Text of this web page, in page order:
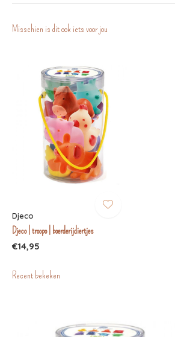
Misschien is dit ook iets voor jou
Djeco
Djeco | troopo | boerderijdiertjes
€14,95
Recent bekeken